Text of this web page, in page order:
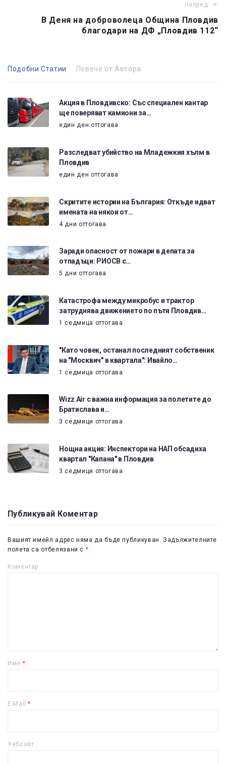
Напред
В Деня на доброволеца Община Пловдив
благодари на ДФ „Пловдив 112“
Подобни Статии Повече от Автора
Акция в Пловдивско: Със специален кантар
ще поверяват камиони за…
един ден оттогава
Разследват убийство на Младежкия хълм в
Пловдив
един ден оттогава
Скритите истории на България: Откъде идват
имената на някои от…
4 дни оттогава
Заради опасност от пожари в депата за
отпадъци: РИОСВ с…
5 дни оттогава
Катастрофа между микробус и трактор
затруднява движението по пътя Пловдив…
1 седмица оттогава
"Като човек, останал последният собственик
на "Москвич" в квартала": Ивайло…
1 седмица оттогава
Wizz Air с важна информация за полетите до
Братислава и…
3 седмици оттогава
Нощна акция: Инспектори на НАП обсадиха
квартал "Капана" в Пловдив
3 седмици оттогава
Публикувай Коментар
Вашият имейл адрес няма да бъде публикуван. Задължителните
полета са отбелязани с *
Коментар
Име *
E-Mail*
Уебсайт